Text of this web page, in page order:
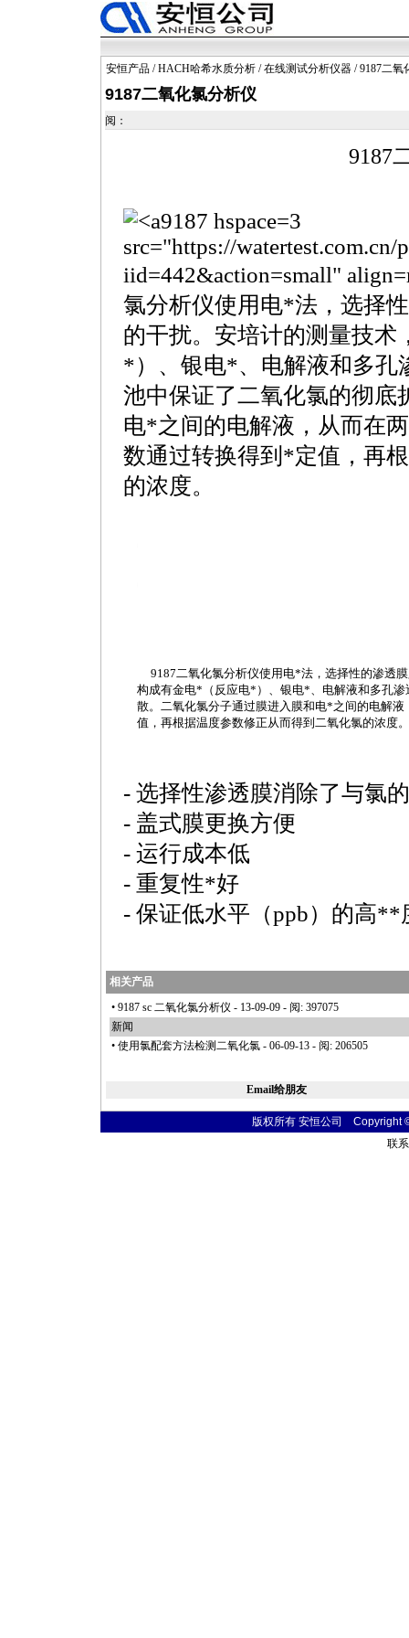
安恒产品 /HACH哈希水质分析 /在线测试分析仪器 / 9187二氧
9187二氧化氯分析仪
阅：
9187
9187 hspace=3
src="https://watertest.com.cn/
iid=442&action=small"
氯分析仪使用电*法，选择
的干扰。安培计的测量技术
* ）、银电*、电解液和多孔
池中保证了二氧化氯的彻底
电*之间的电解液，从而在
数通过转换得到 *定值，再
的浓度。
9187二氧化氯分析仪使用电*法，选择性的渗透
构成有金电* （反应电* ）、银电*、电解液和多孔
散。二氧化氯分子通过膜进入膜和电*之间的电解液
值，再根据温度参数修正从而得到二氧化氯的浓度。
- 选择性渗透膜消除了与氯
- 盖式膜更换方便
- 运行成本低
- 重复性*好
- 保证低水平（ppb）的高**
相关产品
• 9187 sc 二氧化氯分析仪 - 13-09-09 - 阅: 397075
新闻
• 使用氯配套方法检测二氧化氯 - 06-09-13 - 阅: 206505
Email给朋友
版权所有 安恒公司 Copyright
联